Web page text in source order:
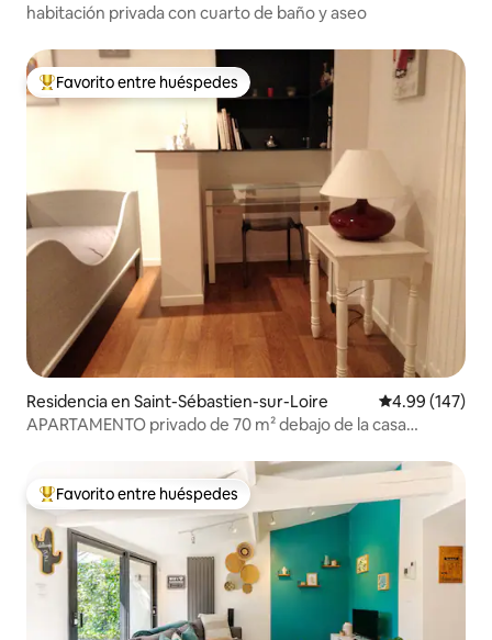
habitación privada con cuarto de baño y aseo
De los mejores en Favorito entre huéspedes
Favorito entre huéspedes
Residencia en Saint-Sébastien-sur-Loire Calificación
4.99 (147)
APARTAMENTO privado de 70 m² debajo de la casa
De los mejores en Favorito entre huéspedes
Favorito entre huéspedes